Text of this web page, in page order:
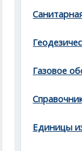
Газовое
Единицы